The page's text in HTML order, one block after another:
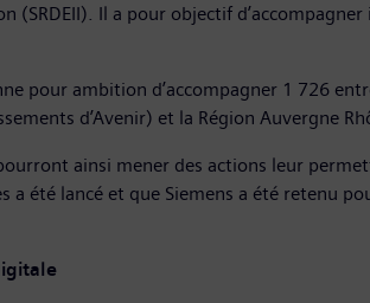
(SRDEII). Il a pour objectif
pour ambition d’accompagner 1 726
d’Avenir) et la Région Auvergne
ainsi mener des actions leur
a été lancé et que Siemens a été retenu